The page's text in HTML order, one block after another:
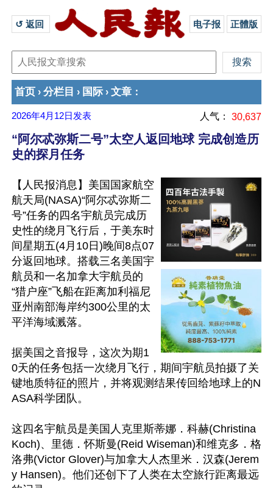
↺ 返回 电子报 正體版
首页 › 分栏目 › 国际 › 文章 ：
2026年4月12日 发表 人气： 30,637
“阿尔忒弥斯二号”太空人返回地球 完成创造历
史的探月任务
【人民报消息】美国国家航空
航天局(NASA)“阿尔忒弥斯二
号”任务的四名宇航员完成历
史性的绕月飞行后，于美东时
间星期五(4月10日)晚间8点07
分返回地球。搭载三名美国宇
航员和一名加拿大宇航员的
“猎户座”飞船在距离加利福尼
亚州南部海岸约300公里的太
平洋海域溅落。
据美国之音报导，这次为期1
0天的任务包括一次绕月飞行，期间宇航员拍摄了关
键地质特征的照片，并将观测结果传回给地球上的N
ASA科学团队。
这四名宇航员是美国人克里斯蒂娜．科赫(Christina
Koch)、里德．怀斯曼(Reid Wiseman)和维克多．格
洛弗(Victor Glover)与加拿大人杰里米．汉森(Jerem
y Hansen)。他们还创下了人类在太空旅行距离最远